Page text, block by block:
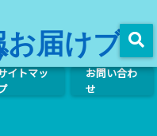
お届けブ
イトマッ
お問い合わ
せ